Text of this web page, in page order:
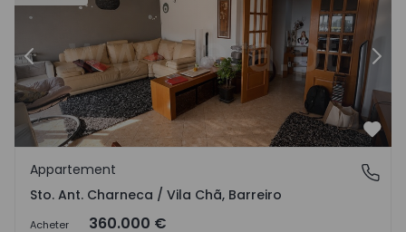
Précédent
Sto. Ant. Charneca / Vila Chã, Barreiro
Appartement
Sto. Ant. Charneca / Vila Chã, Barreiro
Acheter 360.000 €